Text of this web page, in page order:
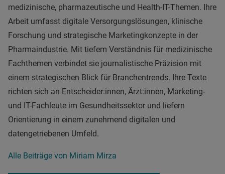
medizinische, pharmazeutische und Health-IT-Themen. Ihre
Arbeit umfasst digitale Versorgungslösungen, klinische
Forschung und strategische Marketingkonzepte in der
Pharmaindustrie. Mit tiefem Verständnis für medizinische
Fachthemen verbindet sie journalistische Präzision mit
einem strategischen Blick für Branchentrends. Ihre Texte
richten sich an Entscheider:innen, Ärzt:innen, Marketing-
und IT-Fachleute im Gesundheitssektor und liefern
Orientierung in einem zunehmend digitalen und
datengetriebenen Umfeld.
Alle Beiträge von Miriam Mirza